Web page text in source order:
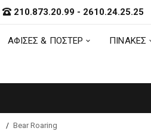
ΑΦΙΣΕΣ & ΠΟΣΤΕΡ ΠΙΝΑΚΕΣ
210.873.20.99 - 2610.24.25.25
ΑΦΙΣΕΣ & ΠΟΣΤΕΡ ΠΙΝΑΚΕΣ
Bear Roaring